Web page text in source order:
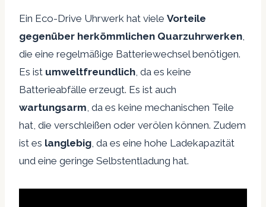
Ein Eco-Drive Uhrwerk hat viele Vorteile
gegenüber herkömmlichen Quarzuhrwerken,
die eine regelmäßige Batteriewechsel benötigen.
Es ist umweltfreundlich, da es keine
Batterieabfälle erzeugt. Es ist auch
wartungsarm, da es keine mechanischen Teile
hat, die verschleißen oder verölen können. Zudem
ist es langlebig, da es eine hohe Ladekapazität
und eine geringe Selbstentladung hat.